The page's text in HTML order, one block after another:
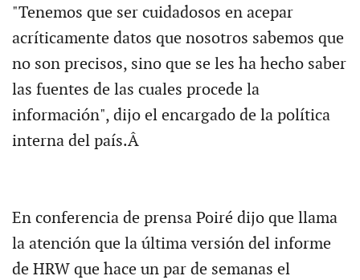
"Tenemos que ser cuidadosos en acepar
acríticamente datos que nosotros sabemos que
no son precisos, sino que se les ha hecho saber
las fuentes de las cuales procede la
información", dijo el encargado de la política
interna del país.Â
En conferencia de prensa Poiré dijo que llama
la atención que la última versión del informe
de HRW que hace un par de semanas el